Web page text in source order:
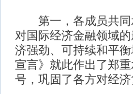
第一，各成员共同
对国际经济金融领域
济强劲、可持续和平
宣言》就此作出了郑
号，巩固了各方对经济